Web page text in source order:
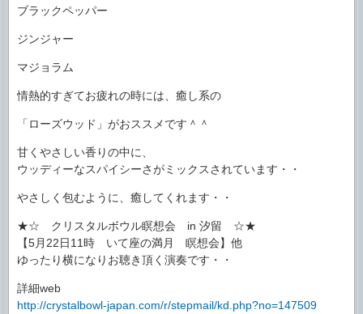
ブラックペッパー
ジンジャー
マジョラム
情熱的すぎてお疲れの時には、癒し系の
「ローズウッド」がおススメです＾＾
甘くやさしい香りの中に、
ウッディーなスパイシーさがミックスされています・・
やさしく包むように、癒してくれます・・
★☆ クリスタルボウル瞑想会 in 汐留 ☆★
【5月22日11時 いて座の満月 瞑想会】他
ゆったり横になりお聴き頂く演奏です・・
詳細web
http://crystalbowl-japan.com/r/stepmail/kd.php?no=147509